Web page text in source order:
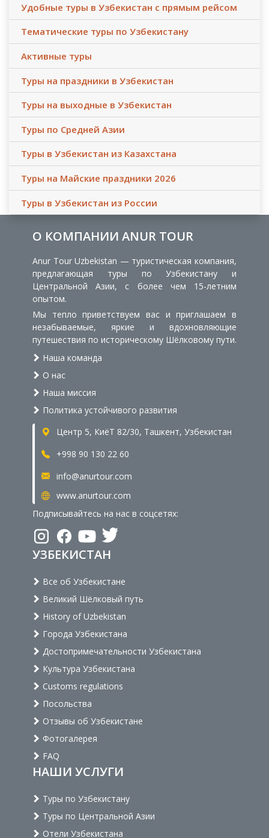
Удобные туры в Узбекистан с прямым рейсом
Тематические туры по Узбекистану
Активные туры
Туры на праздники в Узбекистан
Туры на выходные в Узбекистан
Туры по Средней Азии
Туры в Узбекистан из Казахстана
Туры на Майские праздники 2026
Туры в Узбекистан из России
О КОМПАНИИ ANUR TOUR
Anur Tour Uzbekistan — туристическая компания,
предлагающая туры по Узбекистану и
Центральной Азии, с более чем 15-летним
опытом.
Мы тепло приветствуем вас и приглашаем в
незабываемые, яркие и вдохновляющие
путешествия по историческому Шёлковому пути.
Наша команда
О нас
Наша миссия
Политика устойчивого развития
Центр 5, КиёТ 82/30, Ташкент, Узбекистан
+998 90 130 22 60
info@anurtour.com
www.anurtour.com
Подписывайтесь на нас в соцсетях:
УЗБЕКИСТАН
Все об Узбекистане
Великий Шёлковый путь
History of Uzbekistan
Города Узбекистана
Достопримечательности Узбекистана
Культура Узбекистана
Customs regulations
Посольства
Отзывы об Узбекистане
Фотогалерея
FAQ
НАШИ УСЛУГИ
Туры по Узбекистану
Туры по Центральной Азии
Отели Узбекистана